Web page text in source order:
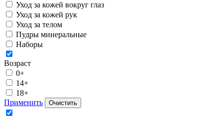
Уход за кожей вокруг глаз
Уход за кожей рук
Уход за телом
Пудры минеральные
Наборы
Возраст
0+
14+
18+
Применить
Очистить